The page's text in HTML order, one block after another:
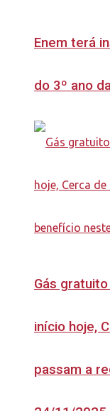
Enem terá
do 3º ano
Gás
início hoje,
passam a